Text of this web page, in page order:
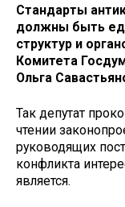
Стандарты
должны быть
структур и
Комитета
Ольга
Так депутат
чтении
руководящих
конфликта
является.